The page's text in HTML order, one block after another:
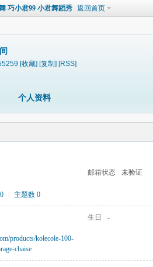
巧小君99 小君舞蹈秀 返回首页
[收藏] [复制] [RSS]
个人资料
邮箱状态 未验证
主题数 0
生日
-
products/kolecole-100-
chaise